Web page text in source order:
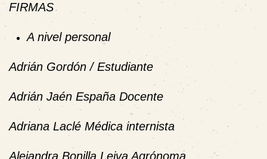
FIRMAS
A nivel personal
Adrián Gordón / Estudiante
Adrián Jaén España Docente
Adriana Laclé Médica internista
Alejandra Bonilla Leiva Agrónoma